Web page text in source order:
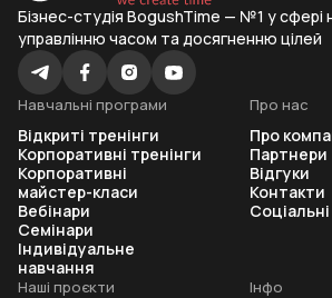
Бізнес-студія BogushTime — №1 у сфері
управлінню часом та досягненню цілей
Навчальні програми
Відкриті тренінги
Корпоративні тренінги
Корпоративні
майстер-класи
Вебінари
Семінари
Індивідуальне
навчання
Наші проєкти Інфо
Про нас
Про
Партнери
Відгуки
Контакти